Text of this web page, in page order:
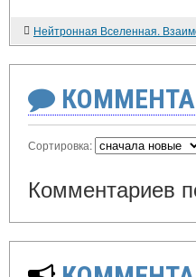
Сортировка:
Комментариев